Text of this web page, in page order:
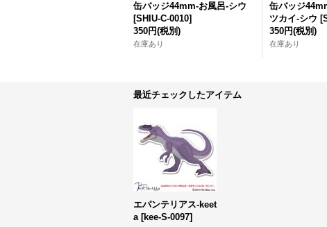
缶バッジ44mm-お風呂-シウ
[SHIU-C-0010]
350円(税別)
在庫あり
缶バッジ
ツカイ-シウ [
350円(税別)
在庫あり
最近チェックしたアイテム
エパンテリアス-keet
a [kee-S-0097]